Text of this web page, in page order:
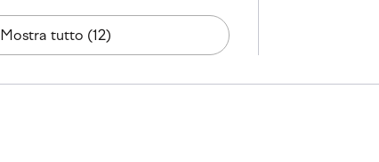
Mostra tutto (12)